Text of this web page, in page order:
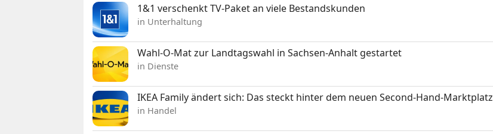
1&1 verschenkt TV-Paket an viele Bestandskunden
in Unterhaltung
Wahl-O-Mat zur Landtagswahl in Sachsen-Anhalt gestartet
in Dienste
IKEA Family ändert sich: Das steckt hinter dem neuen Second-Hand-Marktplatz
in Handel